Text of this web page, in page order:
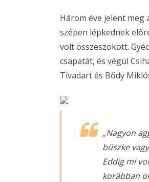
Három éve jelent meg
szépen lépkednek
volt összeszokott.
csapatát, és végül
Tivadart és Bődy
„Nagyon
büszke
Eddig mi
korábban